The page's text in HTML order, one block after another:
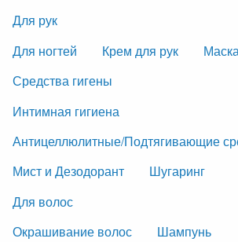
Для рук
Для ногтей
Крем для рук
Средства гигены
Интимная гигиена
Антицеллюлитные/Подтягивающие
Мист и Дезодорант
Шугаринг
Для волос
Окрашивание волос
Шампунь